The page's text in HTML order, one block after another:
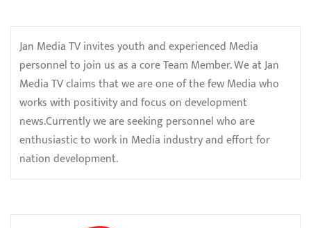
Jan Media TV invites youth and experienced Media
personnel to join us as a core Team Member. We at Jan
Media TV claims that we are one of the few Media who
works with positivity and focus on development
news.Currently we are seeking personnel who are
enthusiastic to work in Media industry and effort for
nation development.